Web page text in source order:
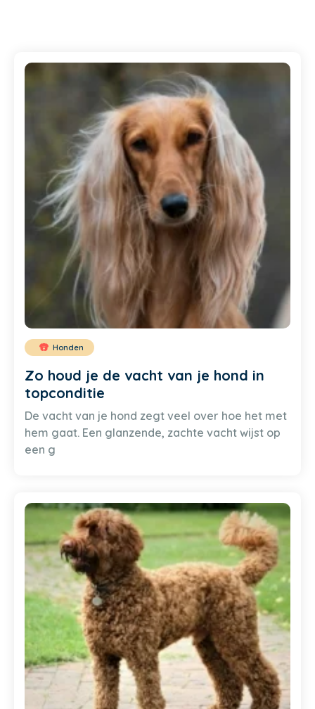
Honden
Zo houd je de vacht van je hond in
topconditie
De vacht van je hond zegt veel over hoe het met
hem gaat. Een glanzende, zachte vacht wijst op
een g